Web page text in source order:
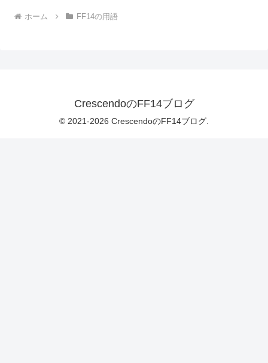
ホーム FF14の用語
CrescendoのFF14ブログ
© 2021-2026 CrescendoのFF14ブログ.